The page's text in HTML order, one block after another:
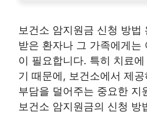
보건소 암지원금 신청 방법
받은 환자나 그 가족에게는
이 필요합니다. 특히 치료
기 때문에, 보건소에서 제
부담을 덜어주는 중요한 지
보건소 암지원금의 신청 방